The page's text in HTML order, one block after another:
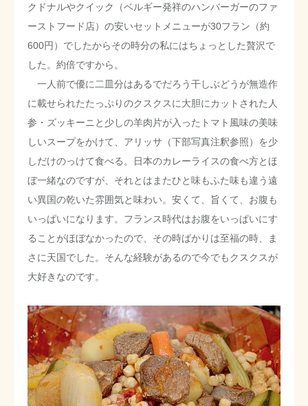
クドナルやクイック（ベルギー発祥のハンバーガーのファ
ーストフード店）の安いセットメニューが30フラン（約
600円）でしたからその時分の私にはちょっとした贅沢で
した。約倍ですから。
一人前で優に二皿分はあるでだろう干しぶどうが無造作
に載せられたたっぷりのクスクスに大胆にカットされた人
参・ズッキーニと少しの羊肉片が入ったトマト風味の美味
しいスープをかけて、アリッサ（下部写真注釈参照）を少
しだけのっけて食べる。日本のカレーライスの食べ方とほ
ぼ一緒なのですが、それとはまたひと味もふた味も違う遠
い異国の乾いた雰囲気と味わい。安くて、旨くて、お腹も
いっぱいになります。フランス時代はお腹をいっぱいにす
ることがほぼなかったので、その時ばかりは至福の時、ま
さに天国でした。そんな経験があるので今でもクスクスが
大好きなのです。